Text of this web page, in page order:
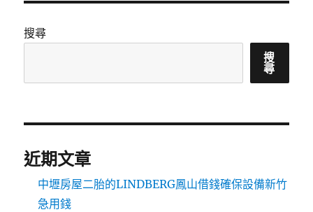
搜尋
搜
尋
近期文章
中壢房屋二胎的LINDBERG鳳山借錢確保設備新竹
急用錢